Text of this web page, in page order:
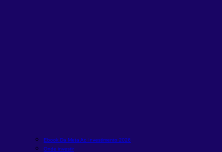
Ebook Da Meta Ao Investimento 2026
Onde investir